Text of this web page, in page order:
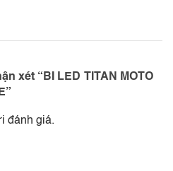
xét “BI LED TITAN MOTO
đánh giá.